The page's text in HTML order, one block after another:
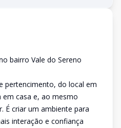
bairro Vale do Sereno
pertencimento, do local em
em casa e, ao mesmo
É criar um ambiente para
interação e confiança